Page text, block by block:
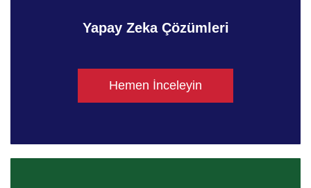
Yapay Zeka Çözümleri
Hemen İnceleyin